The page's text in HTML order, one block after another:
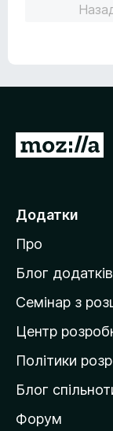
П
е
й
т
и
а
д
о
і
в
Додатки
Про
Блог
Семінар з
Центр
Політики
Блог
Форум